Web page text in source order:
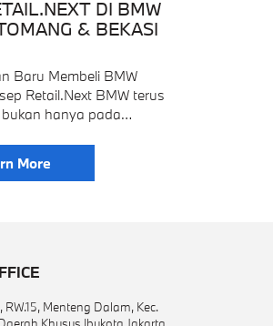
DI BMW
& BEKASI
Baru Membeli BMW
Retail.Next BMW terus
hanya pada
BMW
More
RW.15, Menteng Dalam, Kec.